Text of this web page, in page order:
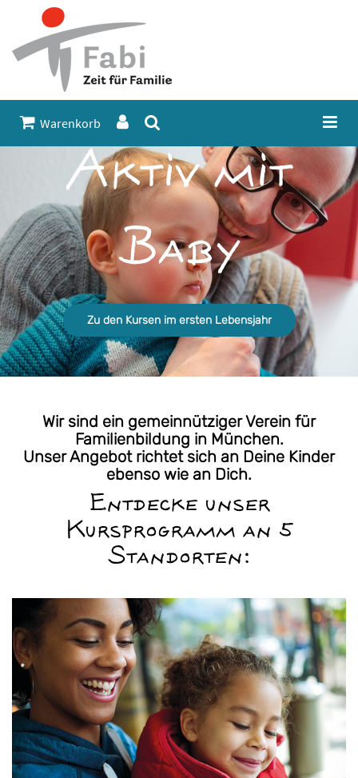
Warenkorb
Aktiv mit
Baby
Zu den Kursen im ersten Lebensjahr
Wir sind ein gemeinnütziger Verein für
Familienbildung in München.
Unser Angebot richtet sich an Deine Kinder
ebenso wie an Dich.
Entdecke unser
Kursprogramm an 5
Standorten: